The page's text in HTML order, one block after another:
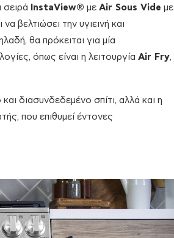
σειρά InstaView® με Air Sous Vide με
βελτιώσει την υγιεινή και
θα πρόκειται για μία
όπως είναι η λειτουργία Air Fry,
διασυνδεδεμένο σπίτι, αλλά και η
που επιθυμεί έντονες